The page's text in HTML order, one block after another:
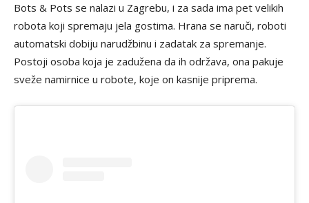
Bots & Pots se nalazi u Zagrebu, i za sada ima pet velikih
robota koji spremaju jela gostima. Hrana se naruči, roboti
automatski dobiju narudžbinu i zadatak za spremanje.
Postoji osoba koja je zadužena da ih održava, ona pakuje
sveže namirnice u robote, koje on kasnije priprema.